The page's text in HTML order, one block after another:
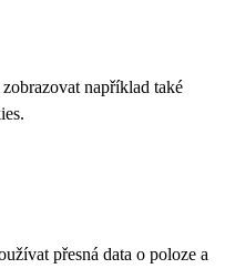
například také
.
přesná data o poloze a